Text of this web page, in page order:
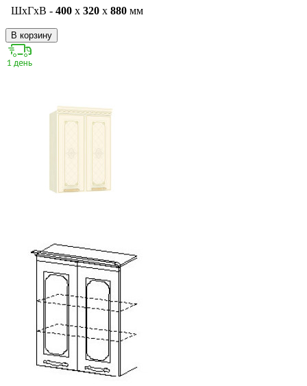
ШxГxВ - 400 x 320 x 880 мм
В корзину